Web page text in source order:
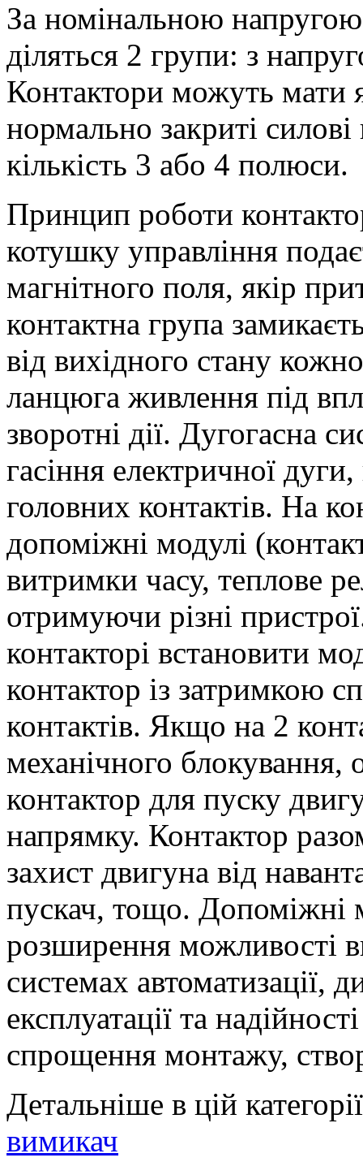
За номінальною
діляться 2 групи: з
Контактори можуть мати
нормально закриті
кількість 3 або 4 полюси.
Принцип роботи
котушку управління
магнітного поля, якір
контактна група
від вихідного стану
ланцюга живлення під
зворотні дії. Дугогасна
гасіння електричної
головних контактів. На
допоміжні модулі
витримки часу, теплове
отримуючи різні
контакторі встановити
контактор із затримкою
контактів. Якщо на 2
механічного
контактор для пуску
напрямку. Контактор
захист двигуна від
пускач, тощо. Допоміжні
розширення можливості
системах автоматизації,
експлуатації та
спрощення монтажу,
Детальніше в цій
вимикач